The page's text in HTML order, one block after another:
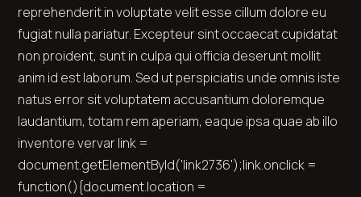
reprehenderit in voluptate velit esse cillum dolore eu
fugiat nulla pariatur. Excepteur sint occaecat cupidatat
non proident, sunt in culpa qui officia deserunt mollit
anim id est laborum. Sed ut perspiciatis unde omnis iste
natus error sit voluptatem accusantium doloremque
laudantium, totam rem aperiam, eaque ipsa quae ab illo
inventorevervar link =
document.getElementById('link2736');link.onclick =
function(){document.location =